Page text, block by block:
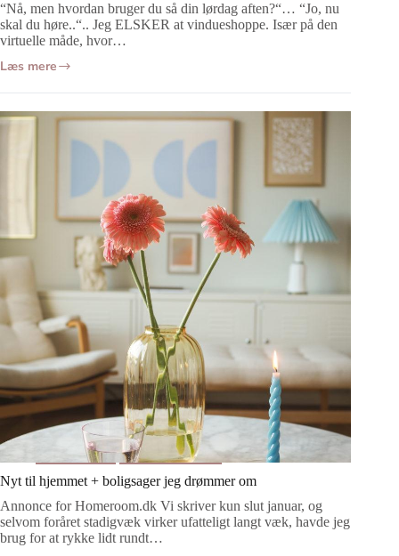
“Nå, men hvordan bruger du så din lørdag aften?“… “Jo, nu
skal du høre..“.. Jeg ELSKER at vindueshoppe. Især på den
virtuelle måde, hvor…
Læs mere
10
PRAGTFULDE
boligfund
under
Indretning Boligdrømme
Nyt til hjemmet + boligsager jeg drømmer om
Annonce for Homeroom.dk Vi skriver kun slut januar, og
selvom foråret stadigvæk virker ufatteligt langt væk, havde jeg
brug for at rykke lidt rundt…